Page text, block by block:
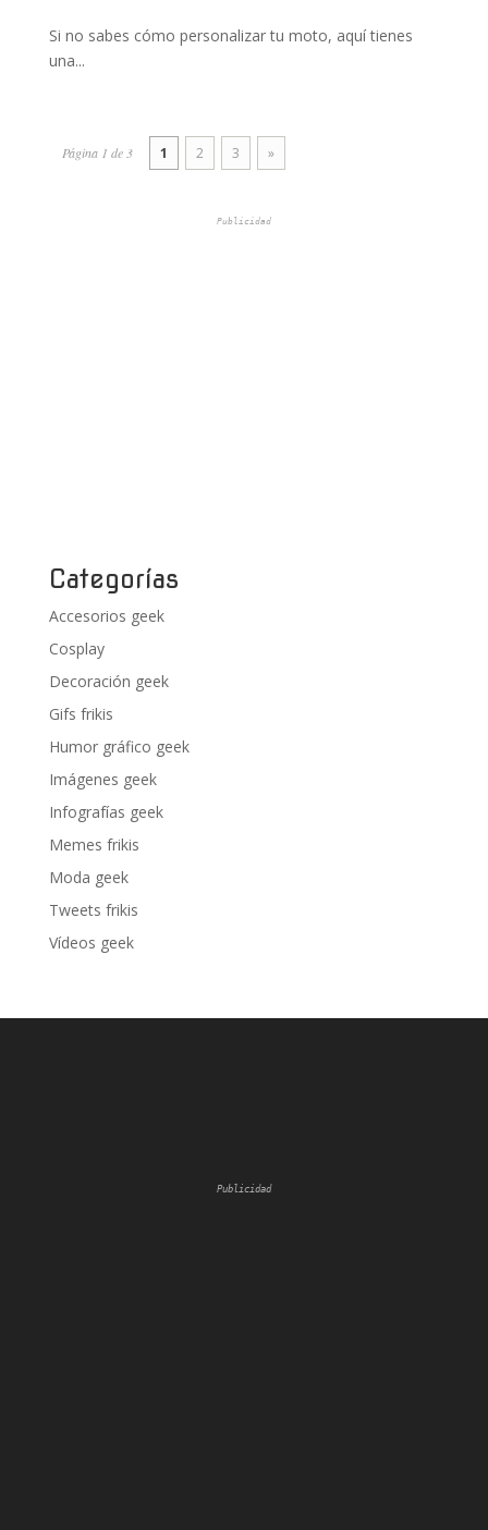
Si no sabes cómo personalizar tu moto, aquí tienes
una...
Página 1 de 3 1 2 3 »
Publicidad
Categorías
Accesorios geek
Cosplay
Decoración geek
Gifs frikis
Humor gráfico geek
Imágenes geek
Infografías geek
Memes frikis
Moda geek
Tweets frikis
Vídeos geek
Publicidad